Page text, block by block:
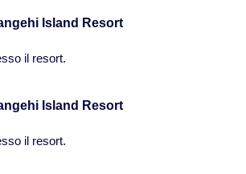
Island Resort
il resort.
Island Resort
il resort.